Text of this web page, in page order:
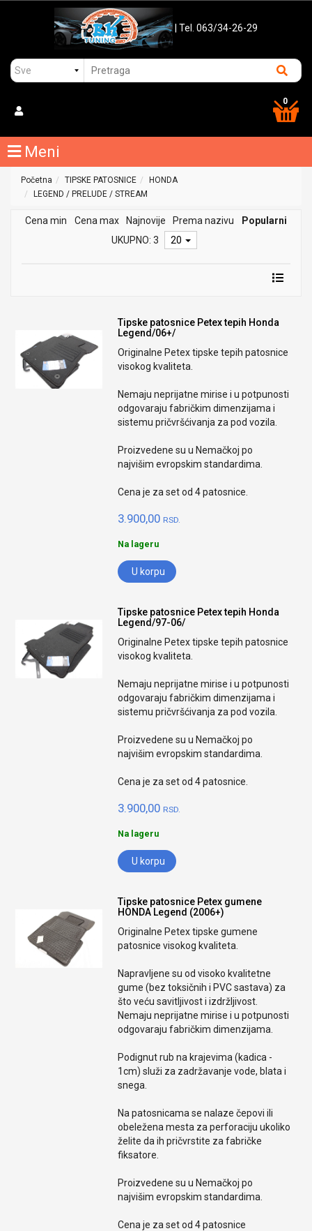
| Tel. 063/34-26-29
0
Meni
Početna TIPSKE PATOSNICE
HONDA
LEGEND / PRELUDE / STREAM
Cena min Cena max Najnovije Prema nazivu
Popularni
UKUPNO: 3
20
Tipske patosnice Petex tepih Honda
Legend/06+/
Originalne Petex tipske tepih patosnice
visokog kvaliteta.
Nemaju neprijatne mirise i u potpunosti
odgovaraju fabričkim dimenzijama i
sistemu pričvršćivanja za pod vozila.
Proizvedene su u Nemačkoj po
najvišim evropskim standardima.
Cena je za set od 4 patosnice.
3.900,00 RSD.
Na lageru
U korpu
Tipske patosnice Petex tepih Honda
Legend/97-06/
Originalne Petex tipske tepih patosnice
visokog kvaliteta.
Nemaju neprijatne mirise i u potpunosti
odgovaraju fabričkim dimenzijama i
sistemu pričvršćivanja za pod vozila.
Proizvedene su u Nemačkoj po
najvišim evropskim standardima.
Cena je za set od 4 patosnice.
3.900,00 RSD.
Na lageru
U korpu
Tipske patosnice Petex gumene
HONDA Legend (2006+)
Originalne Petex tipske gumene
patosnice visokog kvaliteta.
Napravljene su od visoko kvalitetne
gume (bez toksičnih i PVC sastava) za
što veću savitljivost i izdržljivost.
Nemaju neprijatne mirise i u potpunosti
odgovaraju fabričkim dimenzijama.
Podignut rub na krajevima (kadica -
1cm) služi za zadržavanje vode, blata i
snega.
Na patosnicama se nalaze čepovi ili
obeležena mesta za perforaciju ukoliko
želite da ih pričvrstite za fabričke
fiksatore.
Proizvedene su u Nemačkoj po
najvišim evropskim standardima.
Cena je za set od 4 patosnice